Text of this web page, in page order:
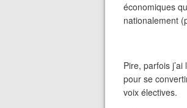
économiques
nationalement
Pire, parfois
pour se
voix électives.